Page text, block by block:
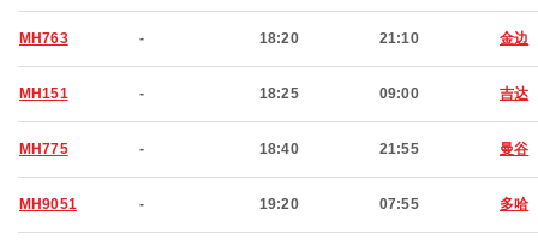
MH763 - 18:20 21:10 金边
MH151 - 18:25 09:00 吉达
MH775 - 18:40 21:55 曼谷
MH9051 - 19:20 07:55 多哈